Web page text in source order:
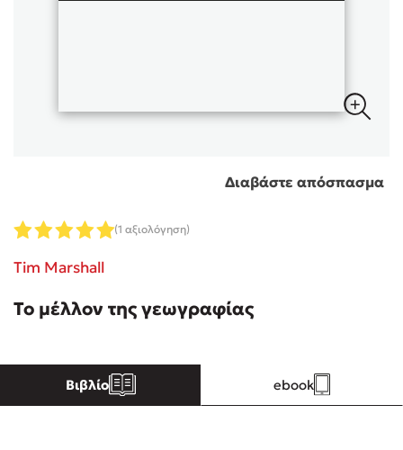
Ένας γίγαντας στο σχολείο
Διαβάστε απόσπασμα
(1 αξιολόγηση)
Tim Marshall
Το μέλλον της γεωγραφίας
Βιβλίο ebook